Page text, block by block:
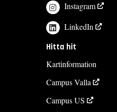
Instagram
LinkedIn
Hitta hit
Kartinformation
Campus Valla
Campus US